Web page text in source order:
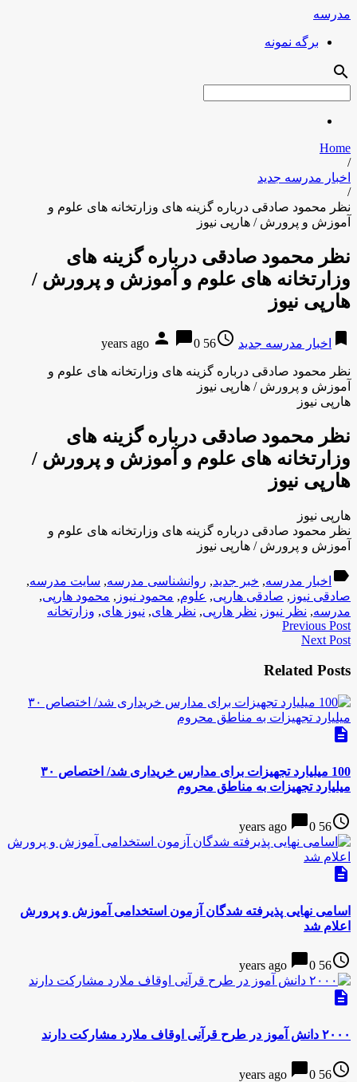
مدرسه
برگه نمونه
search
Home
/
اخبار مدرسه جدید
/
نظر محمود صادقى درباره گزینه هاى وزارتخانه هاى علوم و
آموزش و پرورش / هارپی نیوز
نظر محمود صادقى درباره گزینه هاى
وزارتخانه هاى علوم و آموزش و پرورش /
هارپی نیوز
bookmark اخبار مدرسه جدید access_time
56 years ago
person chat_bubble0
نظر محمود صادقى درباره گزینه هاى وزارتخانه هاى علوم و
آموزش و پرورش / هارپی نیوز
هارپی نیوز
نظر محمود صادقى درباره گزینه هاى
وزارتخانه هاى علوم و آموزش و پرورش /
هارپی نیوز
هارپی نیوز
نظر محمود صادقى درباره گزینه هاى وزارتخانه هاى علوم و
آموزش و پرورش / هارپی نیوز
label اخبار مدرسه, خبر جدید, روانشناسی مدرسه, سایت مدرسه,
صادقى نیوز , صادقى هارپی, علوم, محمود نیوز , محمود هارپی,
مدرسه, نظر نیوز , نظر هارپی, نظر هاى, نیوز هاى, وزارتخانه
Previous Post
Next Post
Related Posts
description
100 میلیارد تجهیزات برای مدارس خریداری شد/ اختصاص ۳۰
میلیارد تجهیزات به مناطق محروم
access_time
56 years ago
chat_bubble0
description
اسامی نهایی پذیرفته شدگان آزمون استخدامی آموزش و پرورش
اعلام شد
access_time
56 years ago
chat_bubble0
description
۲۰۰۰ دانش آموز در طرح قرآنی اوقاف ملارد مشارکت دارند
access_time
56 years ago
chat_bubble0